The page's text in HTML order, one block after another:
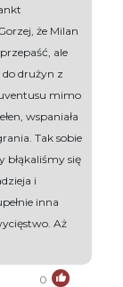
że Milan
ale
drużyn z
mimo
wspaniała
Tak sobie
błąkaliśmy się
i
inna
Aż
0